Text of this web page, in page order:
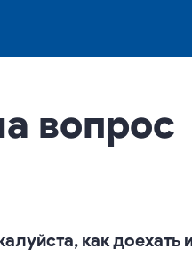
вопрос
как